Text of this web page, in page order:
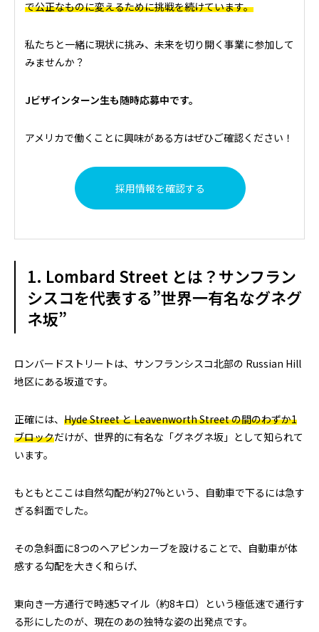
で公正なものに変えるために挑戦を続けています。
私たちと一緒に現状に挑み、未来を切り開く事業に参加して
みませんか？
Jビザインターン生も随時応募中です。
アメリカで働くことに興味がある方はぜひご確認ください！
採用情報を確認する
1. Lombard Street とは？サンフラン
シスコを代表する”世界一有名なグネグ
ネ坂”
ロンバードストリートは、サンフランシスコ北部の Russian Hill
地区にある坂道です。
正確には、 Hyde Street と Leavenworth Street の間のわずか1
ブロックだけが、世界的に有名な「グネグネ坂」として知られて
います。
もともとここは自然勾配が約27%という、自動車で下るには急す
ぎる斜面でした。
その急斜面に8つのヘアピンカーブを設けることで、自動車が体
感する勾配を大きく和らげ、
東向き一方通行で時速5マイル（約8キロ）という極低速で通行す
る形にしたのが、現在のあの独特な姿の出発点です。